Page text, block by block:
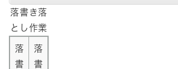
落書き落
とし作業
落
書
落
書